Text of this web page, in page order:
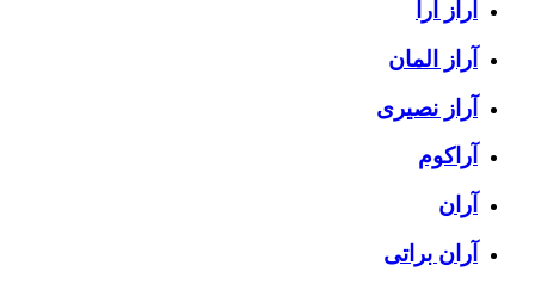
آراز آرا
آراز المان
آراز نصیری
آراکوم
آران
آران براتی